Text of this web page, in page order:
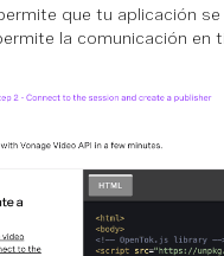
que tu aplicación
la comunicación en